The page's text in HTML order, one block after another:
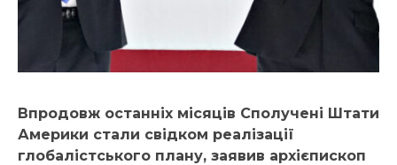
Впродовж останніх місяців Сполучені Штати
Америки стали свідком реалізації
глобалістського плану, заявив архієпископ